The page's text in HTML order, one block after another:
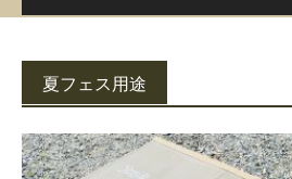
夏フェス用途